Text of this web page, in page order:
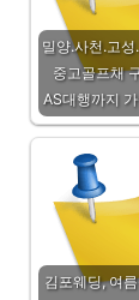
밀양.사천.고
중고골프채
AS대행까지
김포웨딩, 여